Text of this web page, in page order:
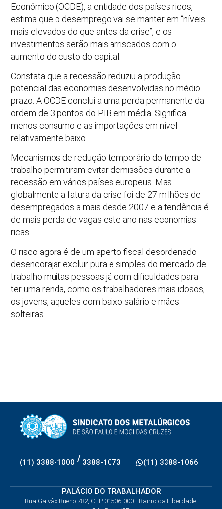
Econômico (OCDE), a entidade dos países ricos,
estima que o desemprego vai se manter em “níveis
mais elevados do que antes da crise”, e os
investimentos serão mais arriscados com o
aumento do custo do capital.
Constata que a recessão reduziu a produção
potencial das economias desenvolvidas no médio
prazo. A OCDE conclui a uma perda permanente da
ordem de 3 pontos do PIB em média. Significa
menos consumo e as importações em nível
relativamente baixo.
Mecanismos de redução temporário do tempo de
trabalho permitiram evitar demissões durante a
recessão em vários países europeus. Mas
globalmente a fatura da crise foi de 27 milhões de
desempregados a mais desde 2007 e a tendência é
de mais perda de vagas este ano nas economias
ricas.
O risco agora é de um aperto fiscal desordenado
desencorajar excluir pura e simples do mercado de
trabalho muitas pessoas já com dificuldades para
ter uma renda, como os trabalhadores mais idosos,
os jovens, aqueles com baixo salário e mães
solteiras.
(11) 3388-1000 / 3388-1073 (11) 3388-1066
PALÁCIO DO TRABALHADOR
Rua Galvão Bueno 782, CEP 01506-000 - Bairro da Liberdade,